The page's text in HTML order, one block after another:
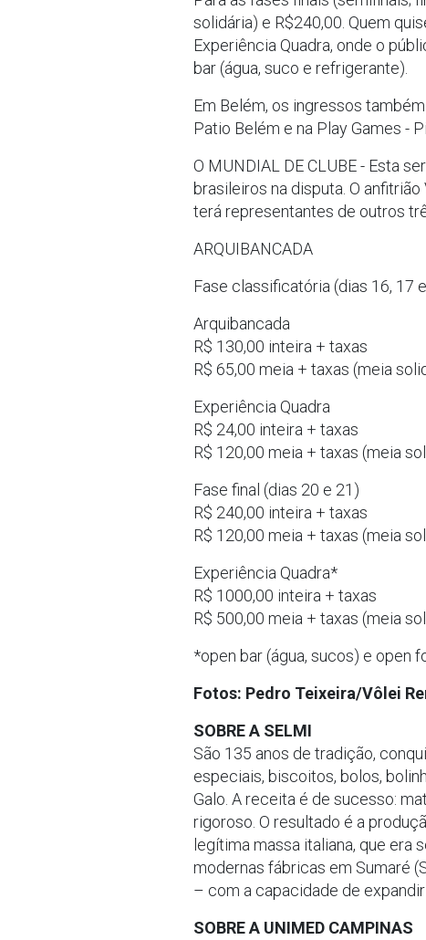
solidária) e R$240,00. Quem
Experiência Quadra, onde o
bar (água, suco e refrigerante).
Em Belém, os ingressos
Patio Belém e na Play Games -
O MUNDIAL DE CLUBE - Esta
brasileiros na disputa. O
terá representantes de outros
ARQUIBANCADA
Fase classificatória (dias 16, 17
Arquibancada
R$ 130,00 inteira + taxas
R$ 65,00 meia + taxas (meia
Experiência Quadra
R$ 24,00 inteira + taxas
R$ 120,00 meia + taxas (meia
Fase final (dias 20 e 21)
R$ 240,00 inteira + taxas
R$ 120,00 meia + taxas (meia
Experiência Quadra*
R$ 1000,00 inteira + taxas
R$ 500,00 meia + taxas (meia
*open bar (água, sucos) e open
Fotos: Pedro Teixeira/Vôlei
SOBRE A SELMI
São 135 anos de tradição,
especiais, biscoitos, bolos,
Galo. A receita é de sucesso:
rigoroso. O resultado é a
legítima massa italiana, que era
modernas fábricas em Sumaré
– com a capacidade de
SOBRE A UNIMED CAMPINAS